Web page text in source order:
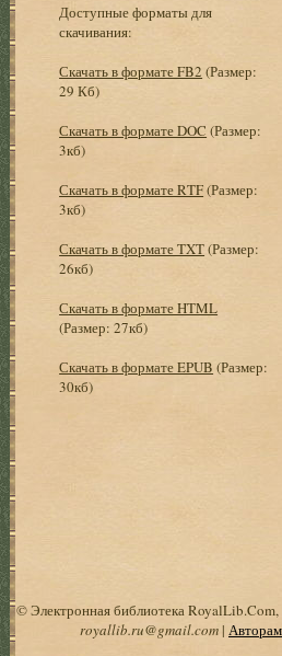
Доступные форматы для
скачивания:
Скачать в формате FB2 (Размер:
29 Кб)
Скачать в формате DOC (Размер:
3кб)
Скачать в формате RTF(Размер:
3кб)
Скачать в формате TXT(Размер:
26кб)
Скачать в формате HTML
(Размер: 27кб)
Скачать в формате EPUB (Размер:
30кб)
© Электронная библиотека
royallib.ru@gmail.com|